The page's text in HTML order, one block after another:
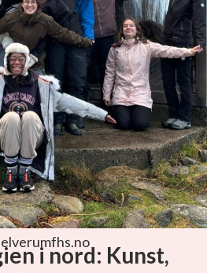
i nord: Kunst,